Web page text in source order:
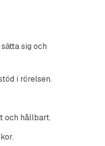
sig och
i rörelsen.
och hållbart.